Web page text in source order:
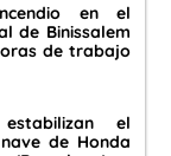
en el
de Binissalem
de trabajo
el
de Honda